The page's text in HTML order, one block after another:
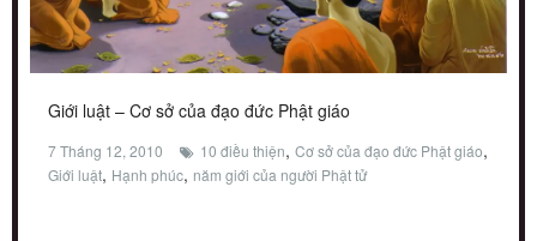
Giới luật – Cơ sở của đạo đức Phật giáo
7 Tháng 12, 2010 10 điều thiện, Cơ sở của đạo đức Phật giáo,
Giới luật, Hạnh phúc, năm giới của người Phật tử